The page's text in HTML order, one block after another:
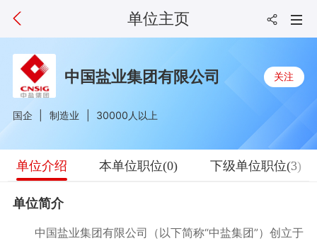
单位主页
中国盐业集团有限公司 关注
国企 制造业 30000人以上
单位介绍 本单位职位(0) 下级单位职位(3)
单位简介
中国盐业集团有限公司（以下简称“中盐集团”）创立于